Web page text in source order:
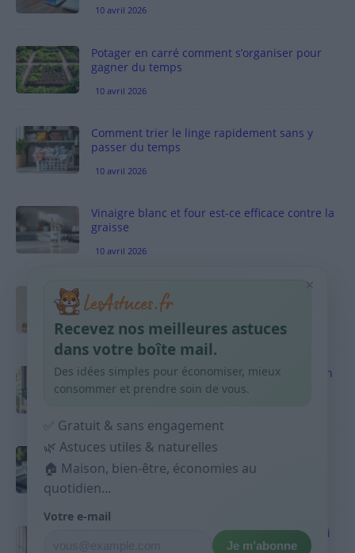
10 avril 2026
Potager en carré comment s’organiser pour
gagner du temps
10 avril 2026
Comment trier le linge rapidement sans y
passer du temps
10 avril 2026
Vinaigre blanc et four est-ce efficace contre la
graisse
10 avril 2026
Taches pigmentaires : routine simple +
habitudes qui aident
9 avril 2026
Produits ménagers : comment économiser en
courses sans acheter 10 sprays
Budget mensuel : méthode rapide pour
répartir son salaire dès le jour de paie
9 avril 2026
Sport 10 minutes par jour est-ce utile et quoi
×
Recevez nos meilleures astuces
dans votre boîte mail.
Des idées simples pour économiser, mieux
consommer et prendre soin de vous.
✅ Gratuit & sans engagement
🌿 Astuces utiles & naturelles
🏠 Maison, bien-être, économies au
quotidien...
Votre e-mail
Je m’abonne